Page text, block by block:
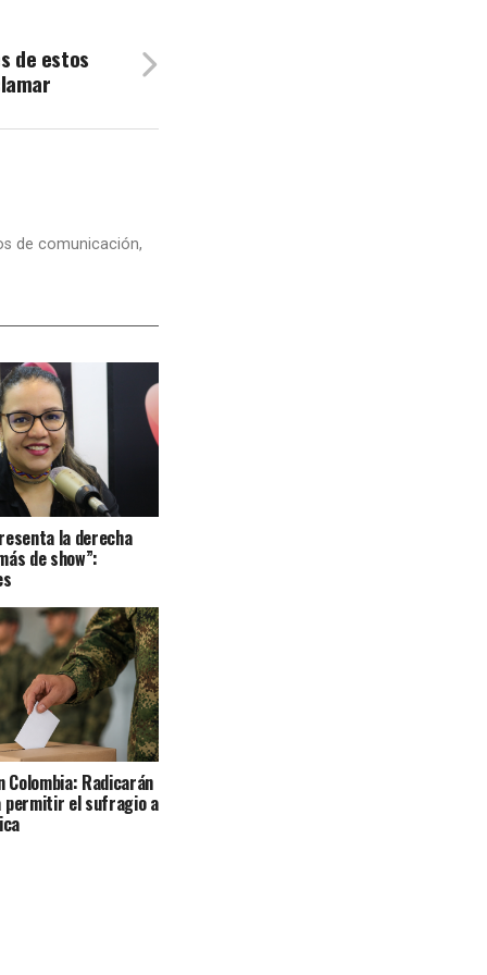
de estos
de comunicación,
la derecha
de show”:
Radicarán
permitir el sufragio a